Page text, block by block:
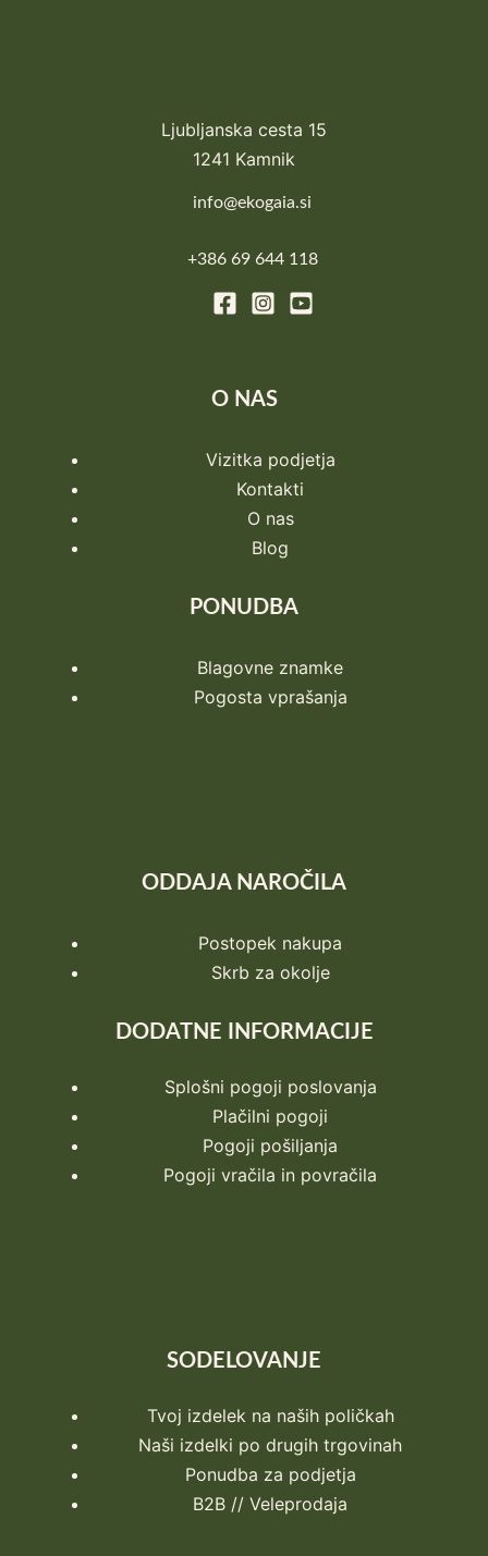
Ljubljanska cesta 15
1241 Kamnik
info@ekogaia.si
+386 69 644 118
O NAS
Vizitka podjetja
Kontakti
O nas
Blog
PONUDBA
Blagovne znamke
Pogosta vprašanja
ODDAJA NAROČILA
Postopek nakupa
Skrb za okolje
DODATNE INFORMACIJE
Splošni pogoji poslovanja
Plačilni pogoji
Pogoji pošiljanja
Pogoji vračila in povračila
SODELOVANJE
Tvoj izdelek na naših poličkah
Naši izdelki po drugih trgovinah
Ponudba za podjetja
B2B // Veleprodaja